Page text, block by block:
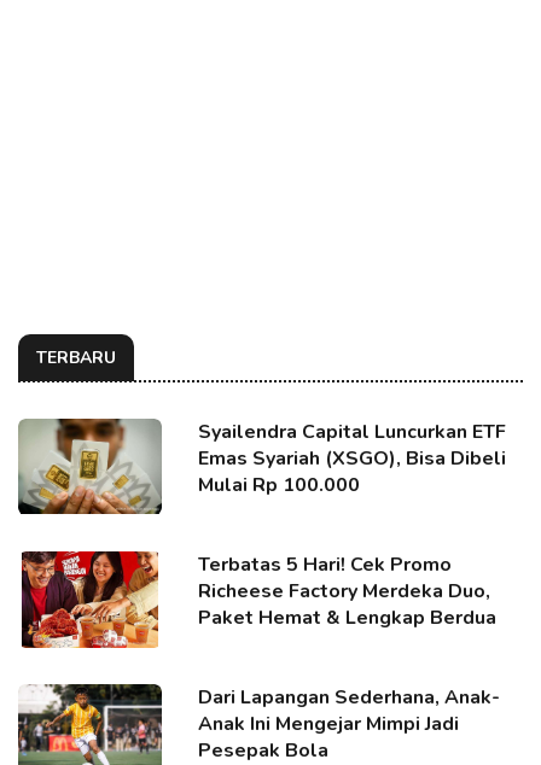
TERBARU
Syailendra Capital Luncurkan ETF
Emas Syariah (XSGO), Bisa Dibeli
Mulai Rp 100.000
Terbatas 5 Hari! Cek Promo
Richeese Factory Merdeka Duo,
Paket Hemat & Lengkap Berdua
Dari Lapangan Sederhana, Anak-
Anak Ini Mengejar Mimpi Jadi
Pesepak Bola